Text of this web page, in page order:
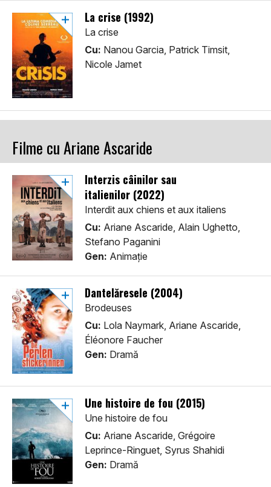
La crise (1992)
La crise
Cu: Nanou Garcia, Patrick Timsit,
Nicole Jamet
Filme cu Ariane Ascaride
Interzis câinilor sau
italienilor (2022)
Interdit aux chiens et aux italiens
Cu: Ariane Ascaride, Alain Ughetto,
Stefano Paganini
Gen: Animaţie
Dantelăresele (2004)
Brodeuses
Cu: Lola Naymark, Ariane Ascaride,
Éléonore Faucher
Gen: Dramă
Une histoire de fou (2015)
Une histoire de fou
Cu: Ariane Ascaride, Grégoire
Leprince-Ringuet, Syrus Shahidi
Gen: Dramă